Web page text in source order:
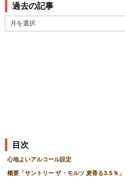
過去の記事
去
目次
心地よいアルコール設定
概要「サントリー ザ・モルツ 麦香る3.5％」